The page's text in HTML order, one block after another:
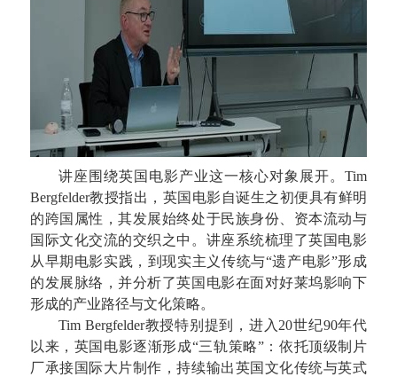
讲座围绕英国电影产业这一核心对象展开。 Tim
Bergfelder教授指出，英国电影自诞生之初便具有鲜明
的跨国属性，其发展始终处于民族身份、资本流动与
国际文化交流的交织之中。讲座系统梳理了英国电影
从早期电影实践，到现实主义传统与“遗产电影”形成
的发展脉络，并分析了英国电影在面对好莱坞影响下
形成的产业路径与文化策略。
Tim Bergfelder教授特别提到，进入 20世纪90年代
以来，英国电影逐渐形成“三轨策略”：依托顶级制片
厂承接国际大片制作，持续输出英国文化传统与英式